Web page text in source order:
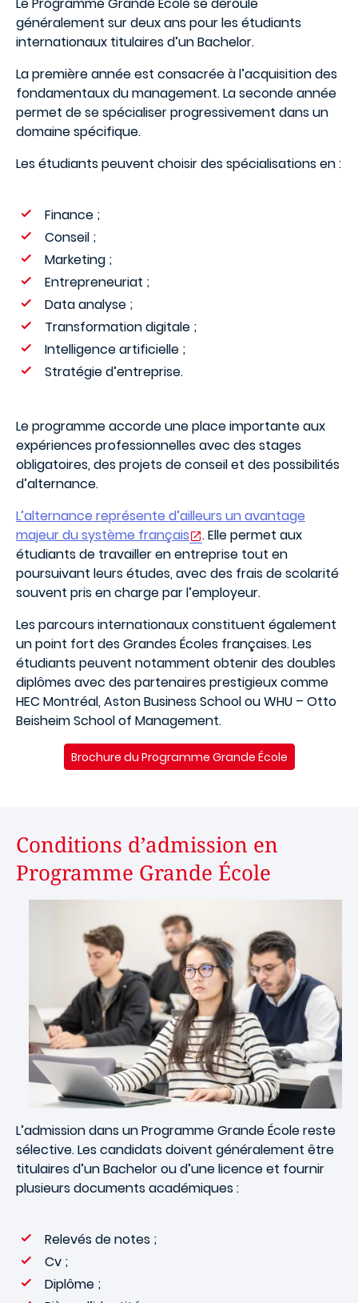
Le Programme Grande École se déroule
généralement sur deux ans pour les étudiants
internationaux titulaires d’un Bachelor.
La première année est consacrée à l’acquisition des
fondamentaux du management. La seconde année
permet de se spécialiser progressivement dans un
domaine spécifique.
Les étudiants peuvent choisir des spécialisations en :
Finance ;
Conseil ;
Marketing ;
Entrepreneuriat ;
Data analyse ;
Transformation digitale ;
Intelligence artificielle ;
Stratégie d’entreprise.
Le programme accorde une place importante aux
expériences professionnelles avec des stages
obligatoires, des projets de conseil et des possibilités
d’alternance.
L’alternance représente d’ailleurs un avantage
majeur du système français
. Elle permet aux
étudiants de travailler en entreprise tout en
poursuivant leurs études, avec des frais de scolarité
souvent pris en charge par l’employeur.
Les parcours internationaux constituent également
un point fort des Grandes Écoles françaises. Les
étudiants peuvent notamment obtenir des doubles
diplômes avec des partenaires prestigieux comme
HEC Montréal, Aston Business School ou WHU – Otto
Beisheim School of Management.
Brochure du Programme Grande École
Conditions d’admission en
Programme Grande École
L’admission dans un Programme Grande École reste
sélective. Les candidats doivent généralement être
titulaires d’un Bachelor ou d’une licence et fournir
plusieurs documents académiques :
Relevés de notes ;
Cv ;
Diplôme ;